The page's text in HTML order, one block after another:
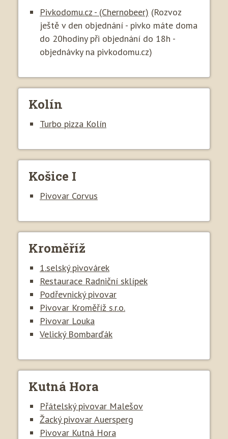
Pivkodomu.cz - (Chernobeer) (Rozvoz
ještě v den objednání - pivko máte doma
do 20hodiny při objednání do 18h -
objednávky na pivkodomu.cz)
Kolín
Turbo pizza Kolín
Košice I
Pivovar Corvus
Kroměříž
1.selský pivovárek
Restaurace Radniční sklípek
Podřevnický pivovar
Pivovar Kroměříž s.r.o.
Pivovar Louka
Velický Bombarďák
Kutná Hora
Přátelský pivovar Malešov
Žacký pivovar Auersperg
Pivovar Kutná Hora